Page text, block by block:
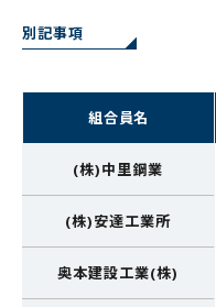
別記事項
組合員名
(株)中里鋼業
(株)安達工業所
奥本建設工業(株)